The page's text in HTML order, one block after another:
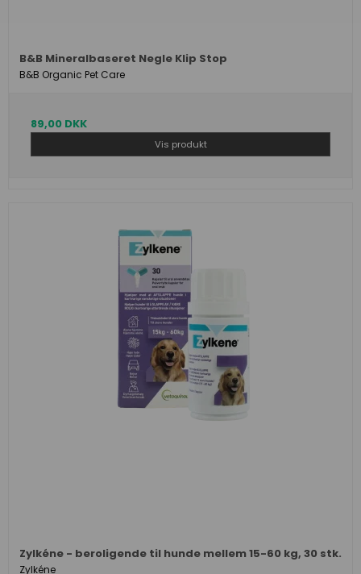
B&B Mineralbaseret Negle Klip Stop
B&B Organic Pet Care
89,00 DKK
Vis produkt
Zylkéne - beroligende til hunde mellem 15-60 kg, 30 stk.
Zylkéne